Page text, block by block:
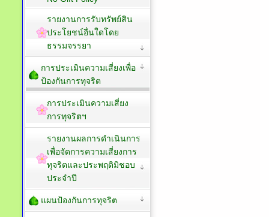
รายงานการรับทรัพย์สิน
ประโยชน์อื่นใดโดย
ธรรมจรรยา
การประเมินความเสี่ยงเพื่อ
ป้องกันการทุจริต
การประเมินความเสี่ยง
การทุจริตฯ
รายงานผลการดำเนินการ
เพื่อจัดการความเสี่ยงการ
ทุจริตและประพฤติมิชอบ
ประจำปี
แผนป้องกันการทุจริต